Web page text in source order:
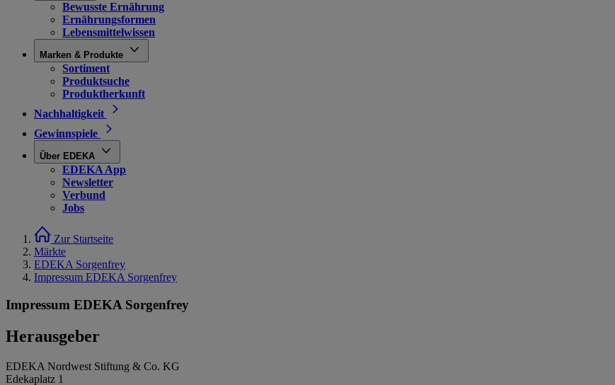
Bewusste Ernährung
Ernährungsformen
Lebensmittelwissen
Marken & Produkte
Sortiment
Produktsuche
Produktherkunft
Nachhaltigkeit
Gewinnspiele
Über EDEKA
EDEKA App
Newsletter
Verbund
Jobs
Zur Startseite
Märkte
EDEKA Sorgenfrey
Impressum EDEKA Sorgenfrey
Impressum EDEKA Sorgenfrey
Herausgeber
EDEKA Nordwest Stiftung & Co. KG
Edekaplatz 1